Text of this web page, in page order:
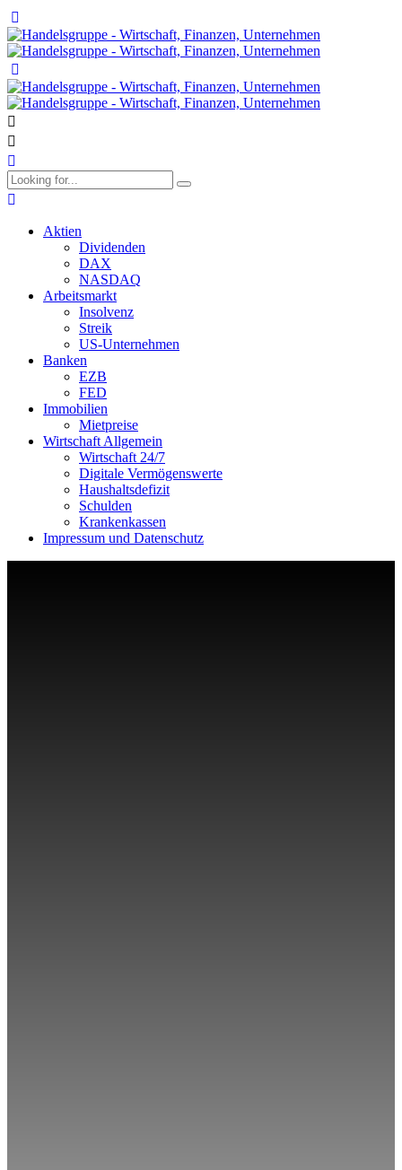
Aktien
Dividenden
DAX
NASDAQ
Arbeitsmarkt
Insolvenz
Streik
US-Unternehmen
Banken
EZB
FED
Immobilien
Mietpreise
Wirtschaft Allgemein
Wirtschaft 24/7
Digitale Vermögenswerte
Haushaltsdefizit
Schulden
Krankenkassen
Impressum und Datenschutz